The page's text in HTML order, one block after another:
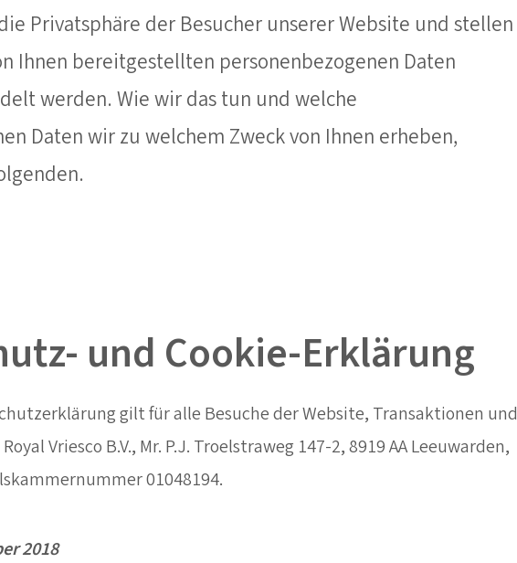
Privatsphäre der Besucher unserer Website und stellen
Ihnen bereitgestellten personenbezogenen Daten
werden. Wie wir das tun und welche
Daten wir zu welchem Zweck von Ihnen erheben,
und Cookie-Erklärung
gilt für alle Besuche der Website, Transaktionen und
Vriesco B.V., Mr. P.J. Troelstraweg 147-2, 8919 AA Leeuwarden,
01048194.
2018